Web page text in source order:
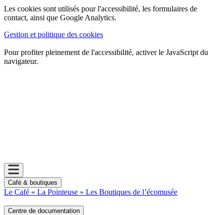
Les cookies sont utilisés pour l'accessibilité, les formulaires de
contact, ainsi que Google Analytics.
Gestion et politique des cookies
Pour profiter pleinement de l'accessibilité, activer le JavaScript du
navigateur.
Café & boutiques
Le Café « La Pointeuse » Les Boutiques de l’écomusée
Centre de documentation